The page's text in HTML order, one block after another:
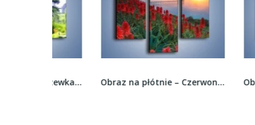
Obraz na płótnie – Czerwone głowy kwiatów –...